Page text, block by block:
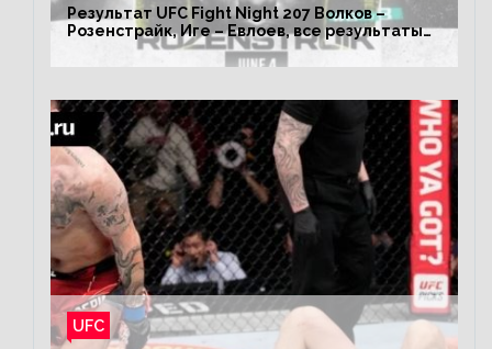
Результат UFC Fight Night 207 Волков –
Розенстрайк, Иге – Евлоев, все результаты
турнира ЮФС ФН 207
UFC